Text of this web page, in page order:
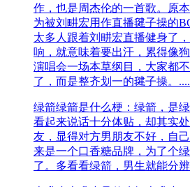
作，也是周杰伦的一首歌。原
为被刘畊宏用作直播毽子操的
太多人跟着刘畊宏直播健身了
响‌‌‌‌‌‌‌‌‌‌‌‌，就意味着要出汗，累得像
演唱会一场本草纲目，大家都
了，而是整齐划一的毽子操。
绿箭绿箭是什么梗：绿箭，是
看起来说话十分体贴，却其实
友，显得对方男朋友不好，自
来是一个口香糖品牌，为了个
了。多看看绿箭，男生就能分